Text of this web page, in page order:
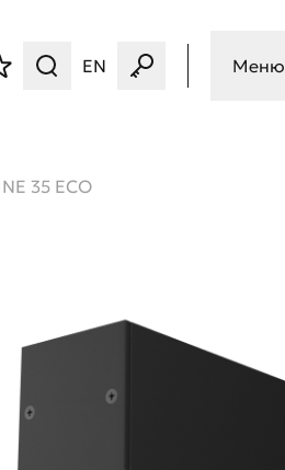
EN Меню
35 ECO